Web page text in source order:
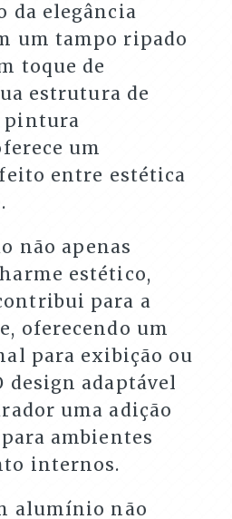
da elegância
um tampo ripado
toque de
estrutura de
pintura
um
entre estética
não apenas
estético,
para a
oferecendo um
para exibição ou
design adaptável
uma adição
ambientes
internos.
alumínio não